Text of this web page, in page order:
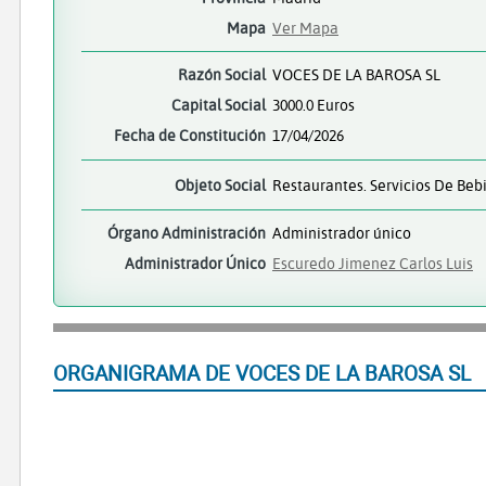
Mapa Ver Mapa
Razón Social VOCES DE LA BAROSA SL
Capital Social 3000.0 Euros
Fecha de Constitución 17/04/2026
Objeto Social Restaurantes. Servicios De
Órgano Administración Administrador único
Administrador Único Escuredo Jimenez Carlos Luis
ORGANIGRAMA DE VOCES DE LA BAROSA SL